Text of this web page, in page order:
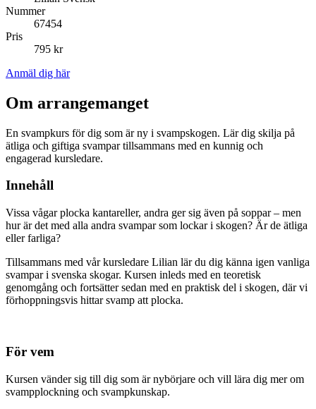
Nummer
67454
Pris
795 kr
Anmäl dig här
Om arrangemanget
En svampkurs för dig som är ny i svampskogen. Lär dig skilja på
ätliga och giftiga svampar tillsammans med en kunnig och
engagerad kursledare.
Innehåll
Vissa vågar plocka kantareller, andra ger sig även på soppar – men
hur är det med alla andra svampar som lockar i skogen? Är de ätliga
eller farliga?
Tillsammans med vår kursledare Lilian lär du dig känna igen vanliga
svampar i svenska skogar. Kursen inleds med en teoretisk
genomgång och fortsätter sedan med en praktisk del i skogen, där vi
förhoppningsvis hittar svamp att plocka.
För vem
Kursen vänder sig till dig som är nybörjare och vill lära dig mer om
svampplockning och svampkunskap.